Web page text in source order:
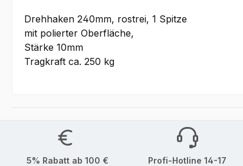
Drehhaken 240mm, rostrei, 1 Spitze
mit polierter Oberfläche,
Stärke 10mm
Tragkraft ca. 250 kg
5% Rabatt ab 100 €
Profi-Hotline 14-17